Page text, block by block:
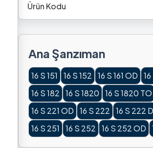
Ürün Kodu
Ana Şanzıman
16 S 151 16 S 152 16 S 161 OD
16 S 182
16 S 1820 16 S 1820 TO
16 S 221 OD
16 S 222 16 S 222
16 S 251
16 S 252 16 S 252 OD